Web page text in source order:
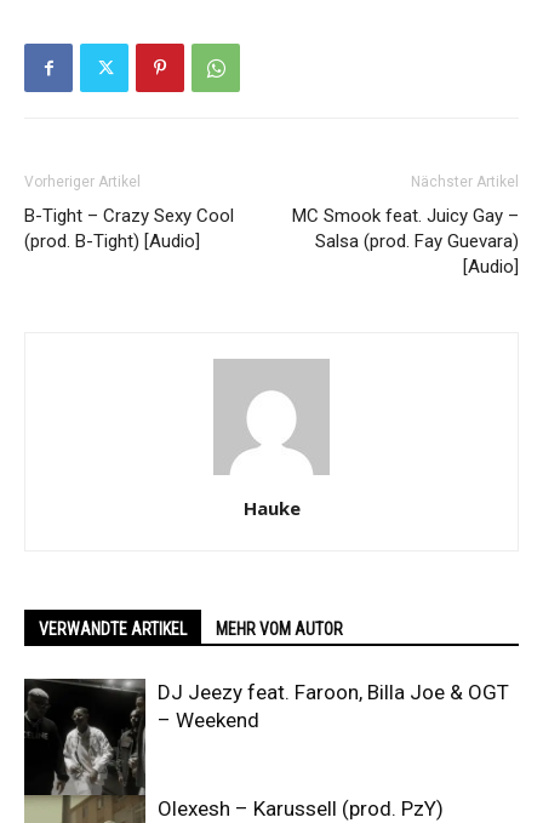
Vorheriger Artikel
B-Tight – Crazy Sexy Cool
(prod. B-Tight) [Audio]
Nächster Artikel
MC Smook feat. Juicy Gay –
Salsa (prod. Fay Guevara)
[Audio]
Hauke
VERWANDTE ARTIKEL MEHR VOM AUTOR
DJ Jeezy feat. Faroon, Billa Joe & OGT
– Weekend
Olexesh – Karussell (prod. PzY)